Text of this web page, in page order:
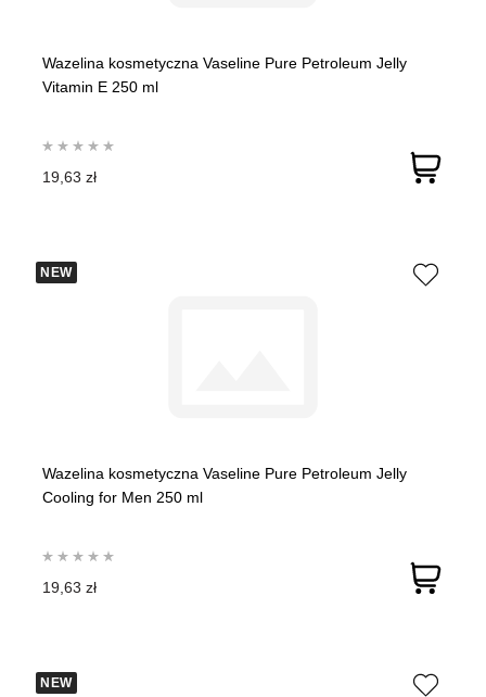
Wazelina kosmetyczna Vaseline Pure Petroleum Jelly
Vitamin E 250 ml
19,63 zł
NEW
Wazelina kosmetyczna Vaseline Pure Petroleum Jelly
Cooling for Men 250 ml
19,63 zł
NEW